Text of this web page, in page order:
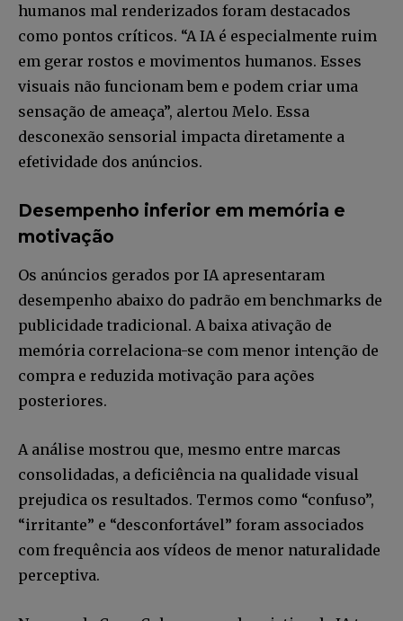
humanos mal renderizados foram destacados
como pontos críticos. “A IA é especialmente ruim
em gerar rostos e movimentos humanos. Esses
visuais não funcionam bem e podem criar uma
sensação de ameaça”, alertou Melo. Essa
desconexão sensorial impacta diretamente a
efetividade dos anúncios.
Desempenho inferior em memória e
motivação
Os anúncios gerados por IA apresentaram
desempenho abaixo do padrão em benchmarks de
publicidade tradicional. A baixa ativação de
memória correlaciona-se com menor intenção de
compra e reduzida motivação para ações
posteriores.
A análise mostrou que, mesmo entre marcas
consolidadas, a deficiência na qualidade visual
prejudica os resultados. Termos como “confuso”,
“irritante” e “desconfortável” foram associados
com frequência aos vídeos de menor naturalidade
perceptiva.